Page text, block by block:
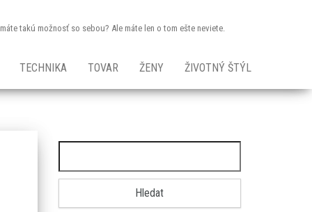
takú možnosť so sebou? Ale máte len o tom ešte neviete.
TECHNIKA TOVAR ŽENY ŽIVOTNÝ ŠTÝL